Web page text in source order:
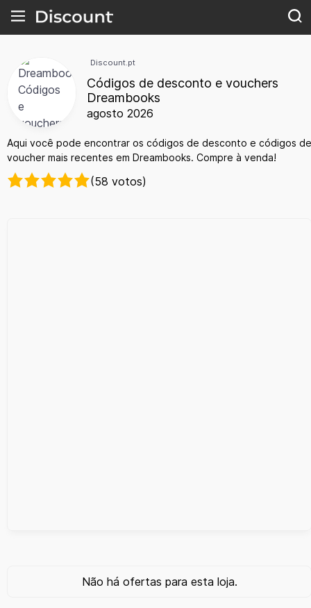
Discount.pt
Códigos de desconto e vouchers
Dreambooks
agosto 2026
Aqui você pode encontrar os códigos de desconto e códigos de
voucher mais recentes em Dreambooks. Compre à venda!
(58 votos)
Não há ofertas para esta loja.